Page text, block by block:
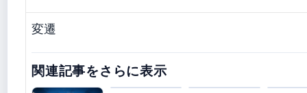
変遷
関連記事をさらに表示